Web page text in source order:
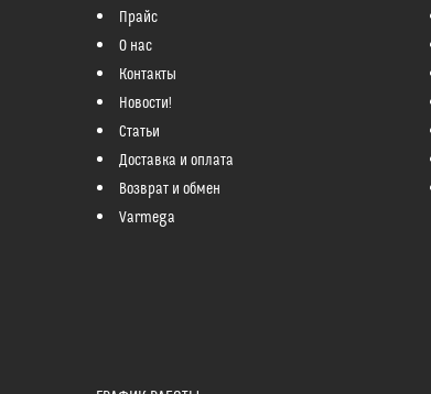
Прайс
О нас
Контакты
Новости!
Статьи
Доставка и оплата
Возврат и обмен
Varmega